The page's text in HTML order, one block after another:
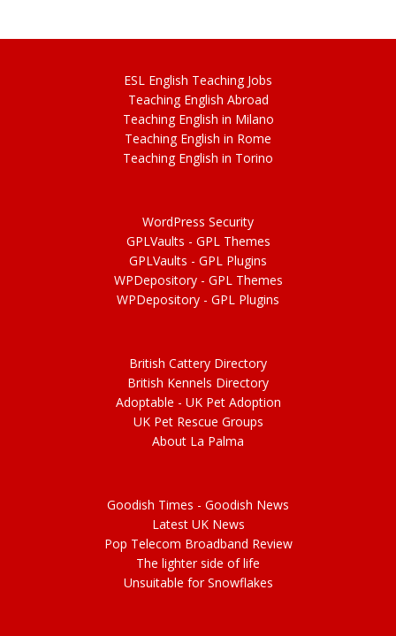
ESL English Teaching Jobs
TeachingEnglish Abroad
TeachingEnglish in Milano
Teaching English in Rome
Teaching English in Torino
WordPress Security
GPLVaults - GPL Themes
GPLVaults - GPL Plugins
WPDepository - GPL Themes
WPDepository - GPL Plugins
British Cattery Directory
British Kennels Directory
Adoptable - UK Pet Adoption
UK Pet Rescue Groups
About La Palma
Goodish Times - Goodish News
Latest UK News
Pop Telecom Broadband Review
The lighter side of life
Unsuitable for Snowflakes